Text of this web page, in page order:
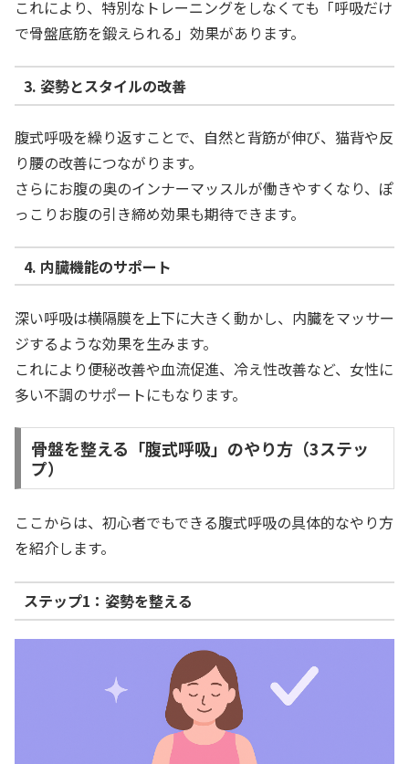
これにより、特別なトレーニングをしなくても「呼吸だけ
で骨盤底筋を鍛えられる」効果があります。
3. 姿勢とスタイルの改善
腹式呼吸を繰り返すことで、自然と背筋が伸び、猫背や反
り腰の改善につながります。
さらにお腹の奥のインナーマッスルが働きやすくなり、ぽ
っこりお腹の引き締め効果も期待できます。
4. 内臓機能のサポート
深い呼吸は横隔膜を上下に大きく動かし、内臓をマッサー
ジするような効果を生みます。
これにより便秘改善や血流促進、冷え性改善など、女性に
多い不調のサポートにもなります。
骨盤を整える「腹式呼吸」のやり方（3ステッ
プ）
ここからは、初心者でもできる腹式呼吸の具体的なやり方
を紹介します。
ステップ1：姿勢を整える